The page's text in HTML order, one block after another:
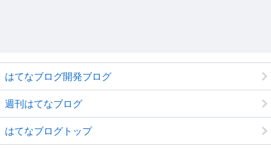
はてなブログ開発ブログ
週刊はてなブログ
はてなブログトップ